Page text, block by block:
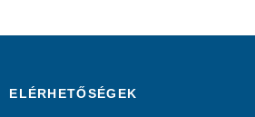
ELÉRHETŐSÉGEK